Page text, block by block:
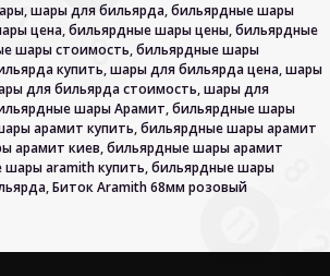
,шары для бильярда,бильярдные шары
цена,бильярдные шары цены,бильярдные
шары стоимость,бильярдные шары
купить,шары для бильярда цена,шары
для бильярда стоимость,шары для
шары Арамит,бильярдные шары
арамит купить,бильярдные шары арамит
арамит киев,бильярдные шары арамит
шары aramith купить,бильярдные шары
,Биток Aramith 68мм розовый